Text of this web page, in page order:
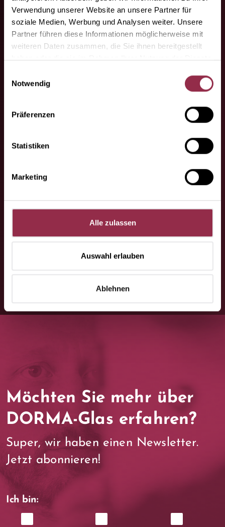
Verwendung unserer Website an unsere Partner für
soziale Medien, Werbung und Analysen weiter. Unsere
Partner führen diese Informationen möglicherweise mit
weiteren Daten zusammen, die Sie ihnen bereitgestellt
haben oder die sie im Rahmen Ihrer Nutzung der Dienste
Notwendig
Präferenzen
Statistiken
Marketing
Alle zulassen
Auswahl erlauben
Ablehnen
Ihre Fachpartner.
Hier finden Sie unsere Fachpartner!
Sprechen Sie uns an, wir helfen
Möchten Sie mehr über
DORMA-Glas erfahren?
Super, wir haben einen Newsletter.
Jetzt abonnieren!
Ich bin: